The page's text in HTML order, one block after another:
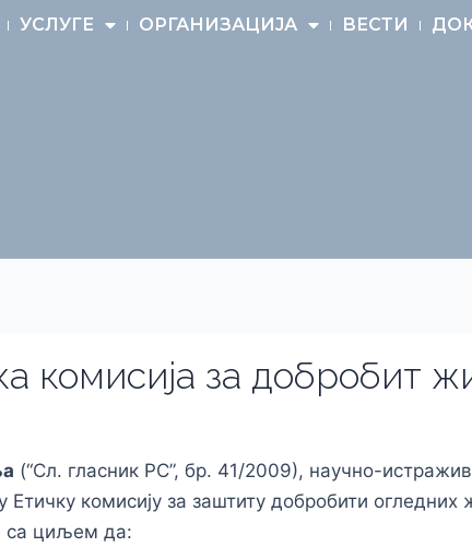
УСЛУГЕ ОРГАНИЗАЦИЈА ВЕСТИ
комисија за добробит
(“Сл. гласник РС”, бр. 41/2009), научно-
комисију за заштиту добробити огледних
са циљем да: